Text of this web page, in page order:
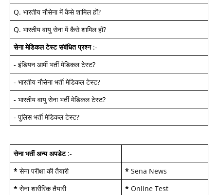
Q. भारतीय नौसेना में कैसे शामिल हों?
Q. भारतीय वायु सेना में कैसे शामिल हों?
सेना मेडिकल टेस्ट संबंधित प्रश्न:-
- इंडियन आर्मी भर्ती मेडिकल टेस्ट?
- भारतीय नौसेना भर्ती मेडिकल टेस्ट?
- भारतीय वायु सेना भर्ती मेडिकल टेस्ट?
- पुलिस भर्ती मेडिकल टेस्ट?
सेना भर्ती अन्य अपडेट:-
* सेना परीक्षा की तैयारी * Sena News
* सेना शारीरिक तैयारी * Online Test